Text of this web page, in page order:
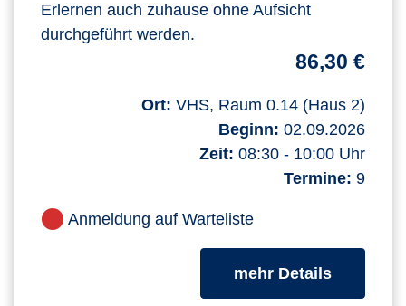
Erlernen auch zuhause ohne Aufsicht
durchgeführt werden.
86,30 €
Ort: VHS, Raum 0.14 (Haus 2)
Beginn: 02.09.2026
Zeit: 08:30 - 10:00 Uhr
Termine: 9
Anmeldung auf Warteliste
mehr Detailszum